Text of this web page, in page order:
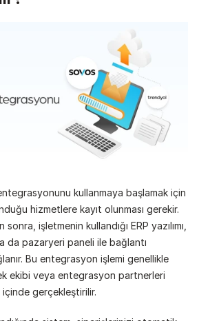
kullanmaya başlamak için
hizmetlere kayıt olunması gerekir.
işletmenin kullandığı ERP yazılımı,
da pazaryeri paneli ile bağlantı
Bu entegrasyon işlemi genellikle
ekibi veya entegrasyon partnerleri
gerçekleştirilir.